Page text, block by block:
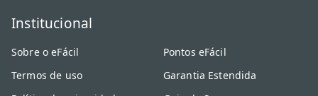
Institucional
Sobre o eFácil
Termos de uso
Pontos eFácil
Garantia Estendida